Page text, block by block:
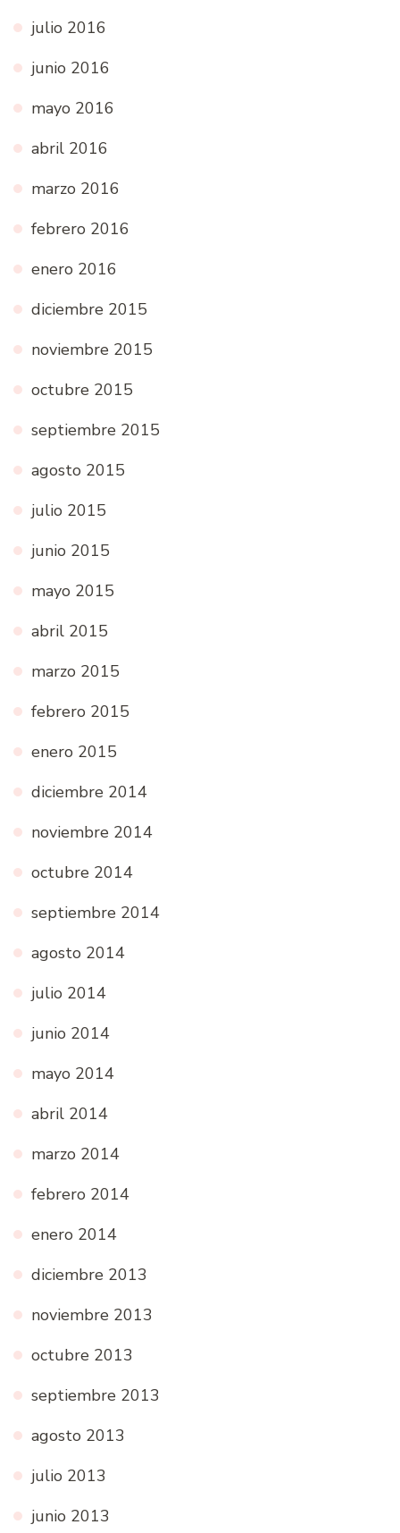
julio 2016
junio 2016
mayo 2016
abril 2016
marzo 2016
febrero 2016
enero 2016
diciembre 2015
noviembre 2015
octubre 2015
septiembre 2015
agosto 2015
julio 2015
junio 2015
mayo 2015
abril 2015
marzo 2015
febrero 2015
enero 2015
diciembre 2014
noviembre 2014
octubre 2014
septiembre 2014
agosto 2014
julio 2014
junio 2014
mayo 2014
abril 2014
marzo 2014
febrero 2014
enero 2014
diciembre 2013
noviembre 2013
octubre 2013
septiembre 2013
agosto 2013
julio 2013
junio 2013